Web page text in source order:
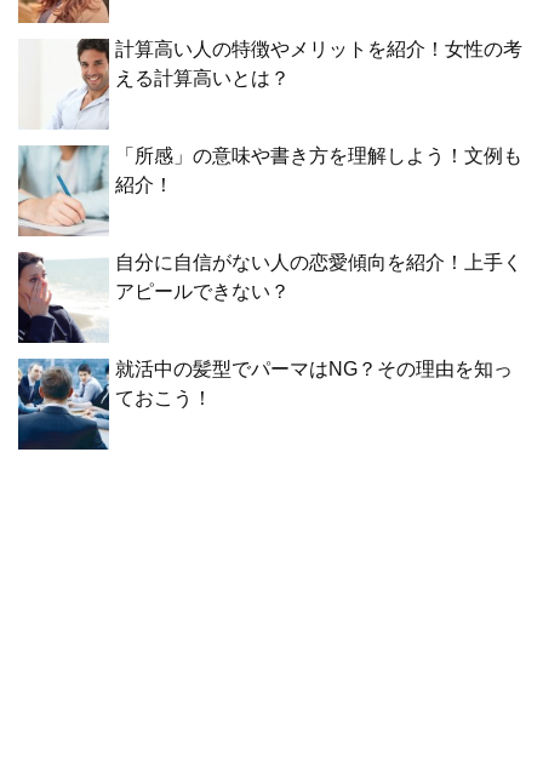
計算高い人の特徴やメリットを紹介！女性の考
える計算高いとは？
「所感」の意味や書き方を理解しよう！文例も
紹介！
自分に自信がない人の恋愛傾向を紹介！上手く
アピールできない？
就活中の髪型でパーマはNG？その理由を知っ
ておこう！